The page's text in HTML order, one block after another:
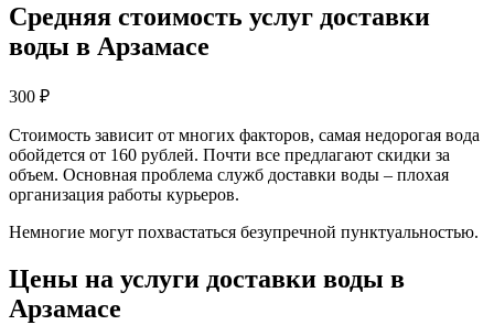
Средняя стоимость услуг доставки
воды в Арзамасе
300 ₽
Стоимость зависит от многих факторов, самая недорогая вода
обойдется от 160 рублей. Почти все предлагают скидки за
объем. Основная проблема служб доставки воды – плохая
организация работы курьеров.
Немногие могут похвастаться безупречной пунктуальностью.
Цены на услуги доставки воды в
Арзамасе